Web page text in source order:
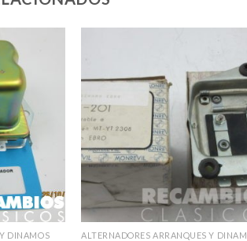
DINAMOS ALTERNADORES ARRANQUES Y